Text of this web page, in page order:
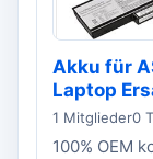
Akku für
Laptop
1 Mitglieder0
100% OEM